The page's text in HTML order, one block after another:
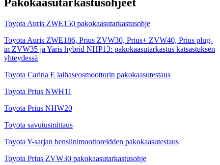
Toyota Auris ZWE150 pakokaasutarkastusohje
Toyota Auris ZWE186, Prius ZVW30, Prius+ ZVW40, Prius plug-
in ZVW35 ja Yaris hybrid NHP13: pakokaasutarkastus katsastuksen
yhteydessä
Toyota Carina E laihaseosmoottorin pakokaasutestaus
Toyota Prius NWH11
Toyota Prius NHW20
Toyota savutusmittaus
Toyota Y-sarjan bensiinimoottoreidden pakokaasutestaus
Toyota Prius ZVW30 pakokaasutarkastusohje